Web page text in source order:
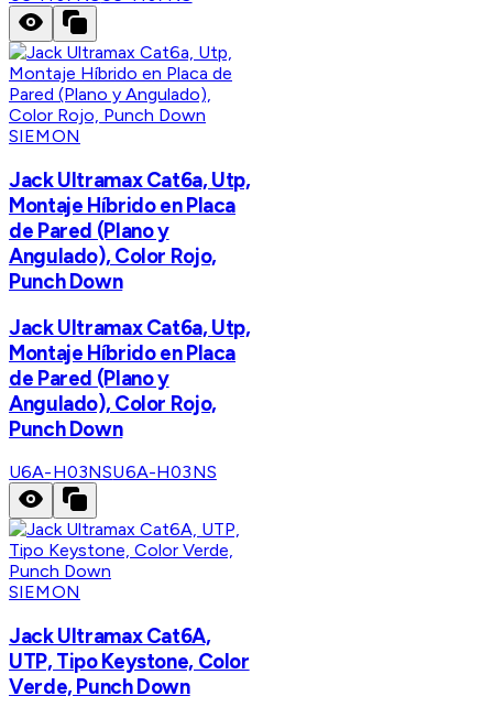
SIEMON
Jack Ultramax Cat6a, Utp,
Montaje Híbrido en Placa
de Pared (Plano y
Angulado), Color Rojo,
Punch Down
Jack Ultramax Cat6a, Utp,
Montaje Híbrido en Placa
de Pared (Plano y
Angulado), Color Rojo,
Punch Down
U6A-H03NSU6A-H03NS
SIEMON
Jack Ultramax Cat6A,
UTP, Tipo Keystone, Color
Verde, Punch Down